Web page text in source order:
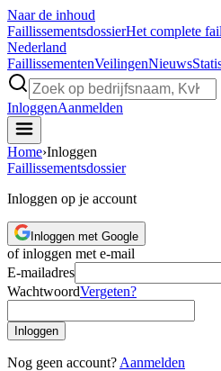
Naar de inhoud
FaillissementsdossierHet complete
Nederland
FaillissementenVeilingenNieuws
InloggenAanmelden
Home›Inloggen
Faillissementsdossier
Inloggen op je account
Inloggen met Google
of inloggen met e-mail
E-mailadres
WachtwoordVergeten?
Inloggen
Nog geen account? Aanmelden